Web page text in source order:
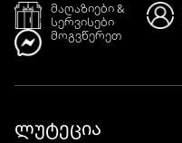
მაღაზიები &
სერვისები
მოგვწერეთ
ლუტეცია